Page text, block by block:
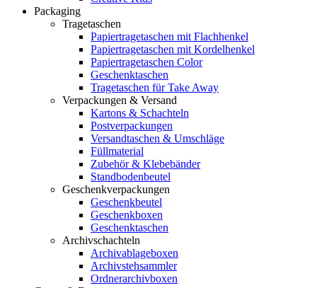
Packaging
Tragetaschen
Papiertragetaschen mit Flachhenkel
Papiertragetaschen mit Kordelhenkel
Papiertragetaschen Color
Geschenktaschen
Tragetaschen für Take Away
Verpackungen & Versand
Kartons & Schachteln
Postverpackungen
Versandtaschen & Umschläge
Füllmaterial
Zubehör & Klebebänder
Standbodenbeutel
Geschenkverpackungen
Geschenkbeutel
Geschenkboxen
Geschenktaschen
Archivschachteln
Archivablageboxen
Archivstehsammler
Ordnerarchivboxen